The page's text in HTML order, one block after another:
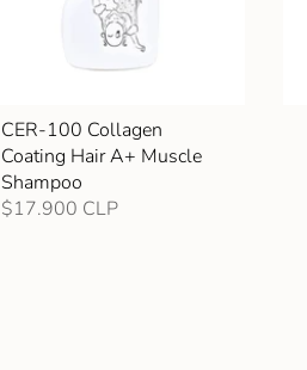
CER-100 Collagen
Coating Hair A+ Muscle
Shampoo
$17.900 CLP